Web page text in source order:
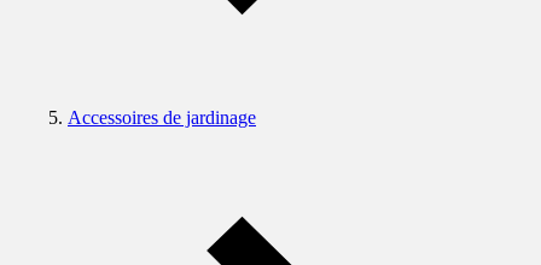
Accessoires de jardinage